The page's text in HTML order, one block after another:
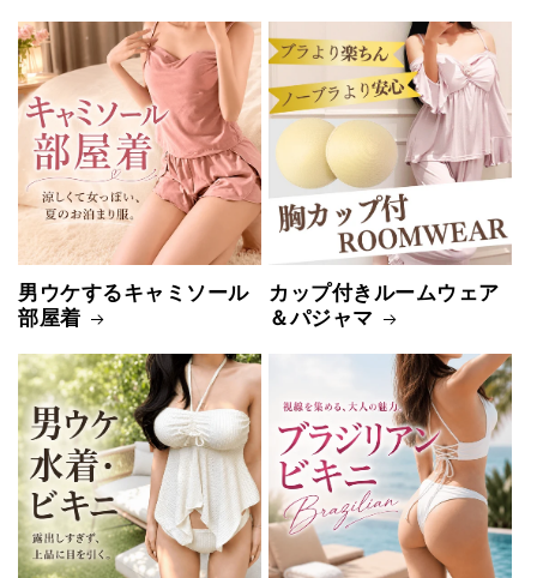
男ウケするキャミソール
部屋着
カップ付きルームウェア
＆パジャマ